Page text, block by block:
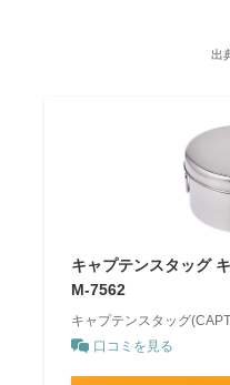
出
キャプテンスタッグ
M-7562
キャプテンスタッグ
口コミを見る